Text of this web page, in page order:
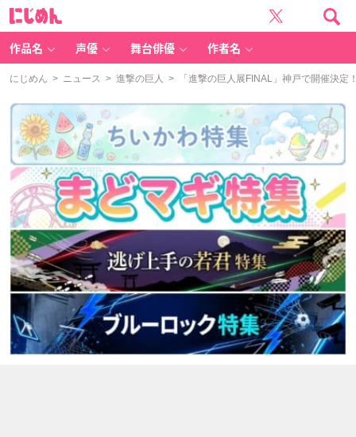
作品名 声優 舞台俳優 作者名
にじめん > ニュース > 進撃の巨人 > 「進撃の巨人展FINAL」神戸で開催決定